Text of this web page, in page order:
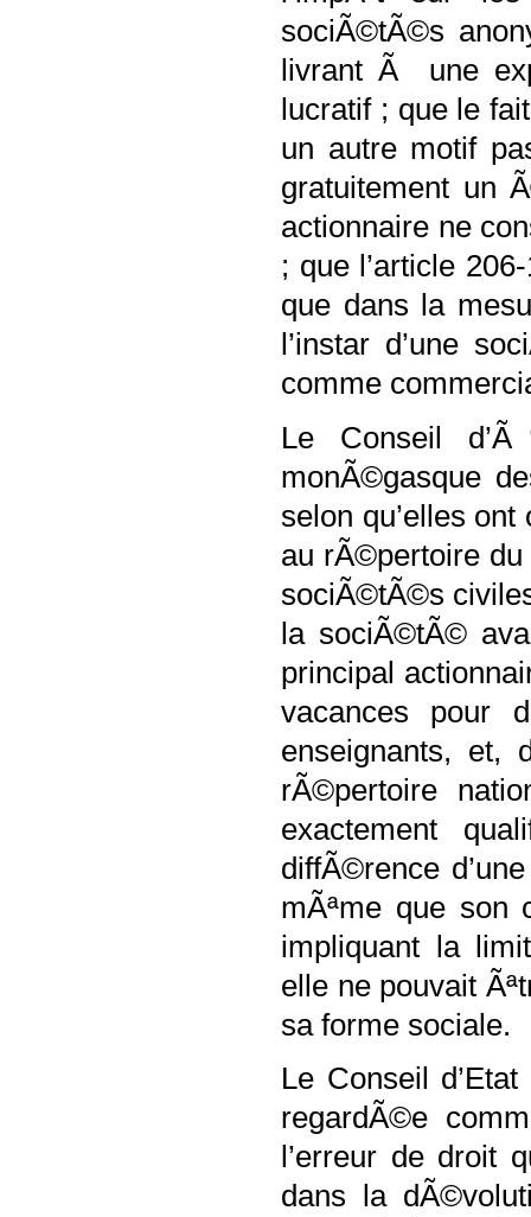
sociÃ©tÃ©s
livrant Ã une
lucratif ; que le
un autre motif
gratuitement un
actionnaire ne
; que l’article
que dans la
l’instar d’une
comme
Le Conseil
monÃ©gasque
selon qu’elles
au rÃ©pertoire du
sociÃ©tÃ©s
la sociÃ©tÃ©
principal
vacances pour
enseignants, et,
rÃ©pertoire
exactement
diffÃ©rence
mÃªme que son
impliquant la
elle ne pouvait
sa forme sociale.
Le Conseil
regardÃ©e
l’erreur de droit
dans la